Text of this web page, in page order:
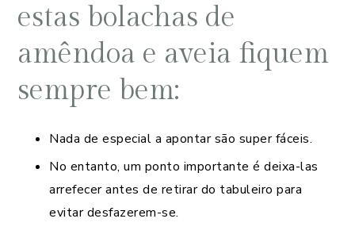
estas bolachas de
amêndoa e aveia fiquem
sempre bem:
Nada de especial a apontar são super fáceis.
No entanto, um ponto importante é deixa-las
arrefecer antes de retirar do tabuleiro para
evitar desfazerem-se.